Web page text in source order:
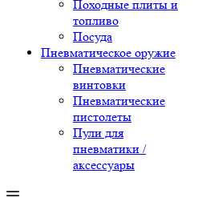
Походные плиты и
топливо
Посуда
Пневматическое оружие
Пневматические
винтовки
Пневматические
пистолеты
Пули для
пневматики /
аксессуары